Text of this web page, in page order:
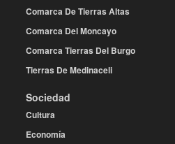
Comarca De Tierras Altas
Comarca Del Moncayo
Comarca Tierras Del Burgo
Tierras De Medinaceli
Sociedad
Cultura
Economía